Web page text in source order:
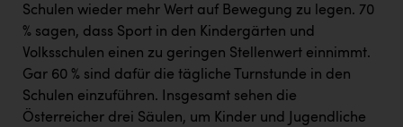
Schulen wieder mehr Wert auf Bewegung zu legen. 70
% sagen, dass Sport in den Kindergärten und
Volksschulen einen zu geringen Stellenwert einnimmt.
Gar 60 % sind dafür die tägliche Turnstunde in den
Schulen einzuführen. Insgesamt sehen die
Österreicher drei Säulen, um Kinder und Jugendliche